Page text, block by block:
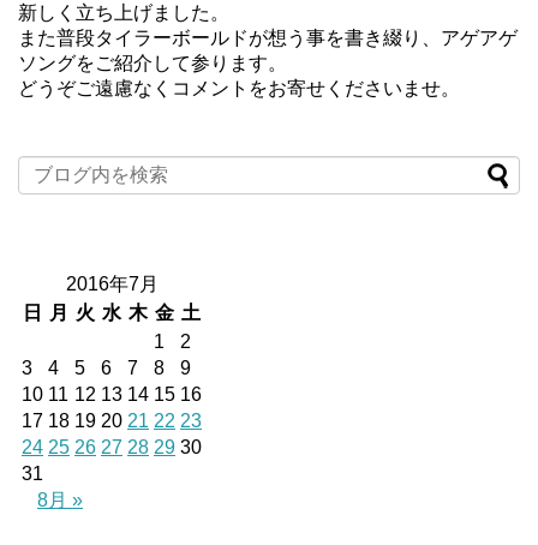
新しく立ち上げました。
また普段タイラーボールドが想う事を書き綴り、アゲアゲ
ソングをご紹介して参ります。
どうぞご遠慮なくコメントをお寄せくださいませ。
2016年7月
日
月 火 水 木 金 土
1
2
3
4 5 6 7 8
9
10 11 12 13 14 15 16
17 18 19 20 21 22 23
24 25 26 27 28 29 30
31
8月 »